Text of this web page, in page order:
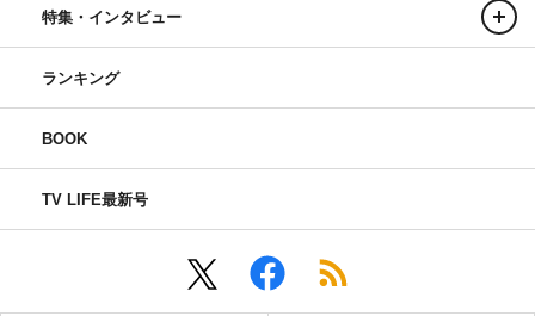
特集・インタビュー
ランキング
BOOK
TV LIFE最新号